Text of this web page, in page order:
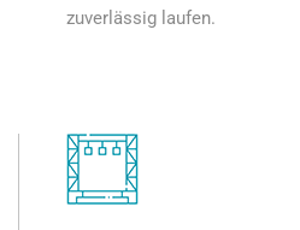
zuverlässig laufen.